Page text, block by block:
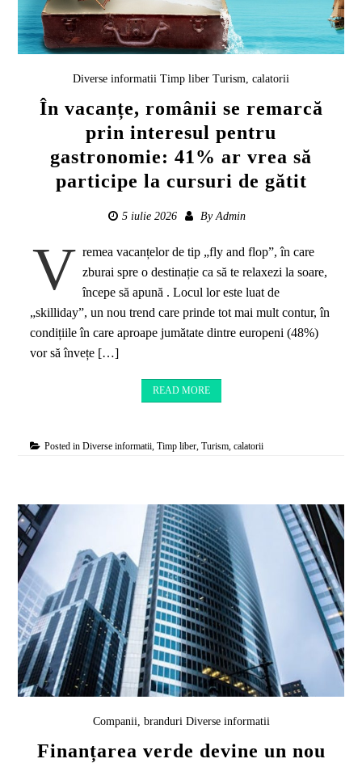
Diverse informatii Timp liber Turism, calatorii
În vacanțe, românii se remarcă
prin interesul pentru
gastronomie: 41% ar vrea să
participe la cursuri de gătit
5 iulie 2026 By Admin
V remea vacanțelor de tip „fly and flop”, în care
zburai spre o destinație ca să te relaxezi la soare,
începe să apună . Locul lor este luat de
„skilliday”, un nou trend care prinde tot mai mult contur, în
condițiile în care aproape jumătate dintre europeni (48%)
vor să învețe […]
READ MORE
Posted inDiverse informatii,Timp liber,Turism, calatorii
Companii, branduri Diverse informatii
Finanțarea verde devine un nou